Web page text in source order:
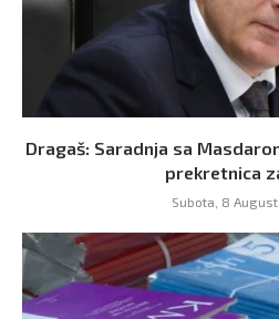
Dragaš: Saradnja sa
prekretnica
Subota, 8